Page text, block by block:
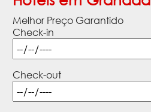
Melhor Preço Garantido
Check-in
Check-out